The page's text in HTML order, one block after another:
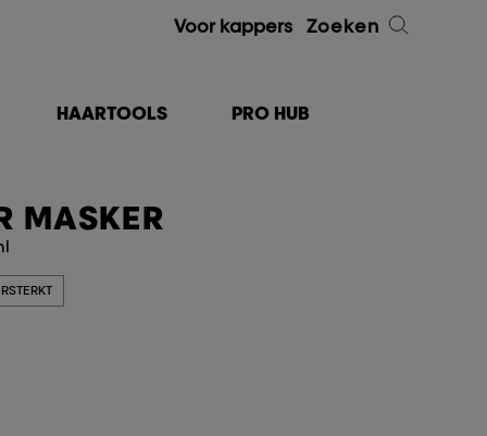
Voor kappers Zoeken
HAARTOOLS PRO HUB
MASKER